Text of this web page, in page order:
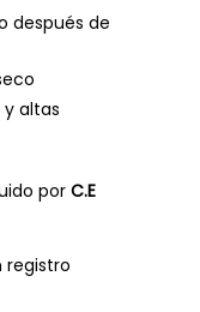
después de
y altas
por C.E